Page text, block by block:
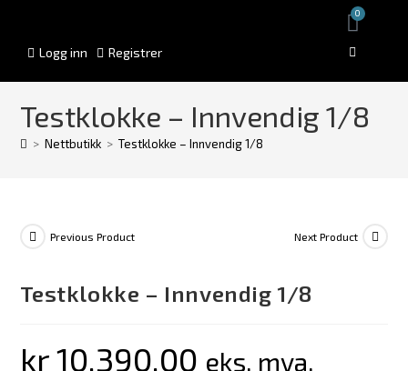
Logg inn Registrer
0
Testklokke – Innvendig 1/8
> Nettbutikk > Testklokke – Innvendig 1/8
Previous Product Next Product
Testklokke – Innvendig 1/8
kr10.390,00 eks. mva.